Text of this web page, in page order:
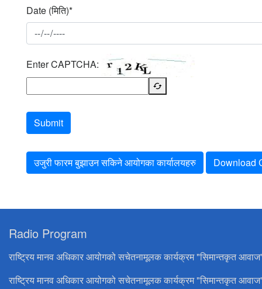
Date (मिति)*
Enter CAPTCHA:
Submit
उजुरी फारम बुझाउन सकिने आयोगका कार्यालयहरु Download
Radio Program
राष्ट्रिय मानव अधिकार आयोगको सचेतनामूलक कार्यक्रम "सिमान्तकृत
राष्ट्रिय मानव अधिकार आयोगको सचेतनामूलक कार्यक्रम "सिमान्तकृत